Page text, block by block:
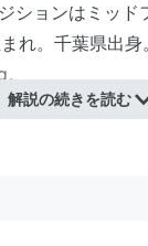
ションはミッド
れ。千葉県出
。
解説の続きを読む